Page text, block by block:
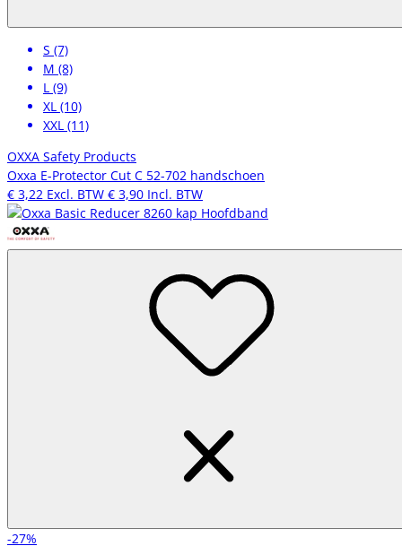
S (7)
M (8)
L (9)
XL (10)
XXL (11)
OXXA Safety Products
Oxxa E-Protector Cut C 52-702 handschoen
€ 3,22 Excl. BTW € 3,90 Incl. BTW
-27%